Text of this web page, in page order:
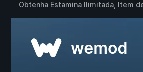
Obtenha Estamina Ilimitada, Item